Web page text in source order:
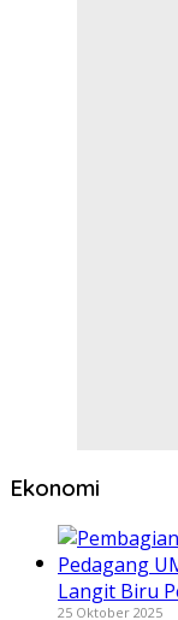
Ekonomi
25 Oktober 2025